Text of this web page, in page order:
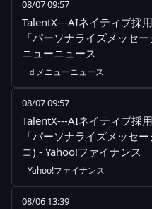
08/07 09:57
TalentX---AIネイティブ採
「パーソナライズメッセ
ニューニュース
ｄメニューニュース
08/07 09:57
TalentX---AIネイティブ採
「パーソナライズメッセ
コ) - Yahoo!ファイナンス
Yahoo!ファイナンス
08/06 13:39